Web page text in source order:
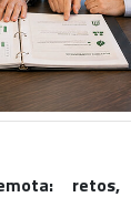
retos,